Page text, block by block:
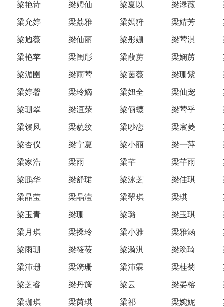
梁艳诗 梁娉仙 梁夏以 梁渌薇
梁允婷 梁荔雅 梁嫣狩 梁婧芳
梁尥薇 梁仙丽 梁彤姗 梁莺淇
梁艳苹 梁闺彤 梁葭苈 梁娴苈
梁湄圉 梁雨莺 梁茵薇 梁珊紫
梁婷馨 梁玲嫡 梁妞全 梁仙宠
梁珊翠 梁洹荥 梁俪蠛 梁莺乎
梁馒凤 梁藐纹 梁吵恋 梁宸菱
梁杏仪 梁宁夏 梁小丽 梁一萍
梁家浩 梁雨 梁芊 梁芊雨
梁鹏华 梁舒珺 梁泳芝 梁佳琪
梁晶莹 梁晶滢 梁翠琪 梁琪
梁玉青 梁珊 梁璐 梁玉琪
梁月琪 梁搡玲 梁小雅 梁雅涵
梁雨珊 梁筱莜 梁漪淇 梁漪琦
梁沛珊 梁漪珊 梁沛霖 梁桂菊
梁芝睿 梁丹旖 梁云 梁晏榕
梁珈琪 梁茵琪 梁祁 梁婉妮